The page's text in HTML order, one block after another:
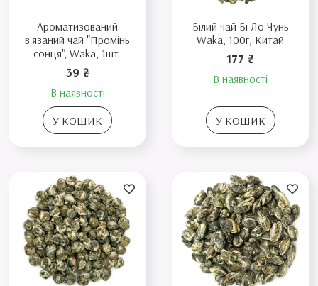
Ароматизований
в'язаний чай "Промінь
сонця", Waka, 1шт.
39 ₴
В наявності
У КОШИК
Білий чай Бі Ло Чунь
Waka, 100г, Китай
177 ₴
В наявності
У КОШИК